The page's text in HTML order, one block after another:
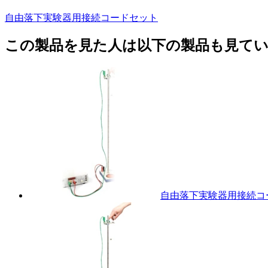
自由落下実験器用接続コードセット
この製品を見た人は以下の製品も見て
自由落下実験器用接続コ